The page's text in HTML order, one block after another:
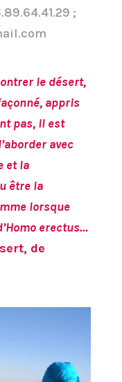
;
le désert,
appris
pas, il est
avec
et la
être la
lorsque
erectus…
de